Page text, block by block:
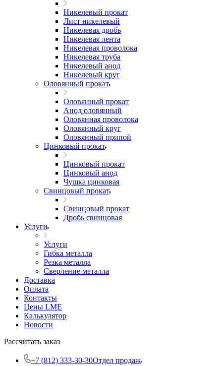
Никелевый прокат
Лист никелевый
Никелевая дробь
Никелевая лента
Никелевая проволока
Никелевая труба
Никелевый анод
Никелевый круг
Оловянный прокат
Оловянный прокат
Анод оловянный
Оловянная проволока
Оловянный круг
Оловянный припой
Цинковый прокат
Цинковый прокат
Цинковый анод
Чушка цинковая
Свинцовый прокат
Свинцовый прокат
Дробь свинцовая
Услуги
Услуги
Гибка металла
Резка металла
Сверление металла
Доставка
Оплата
Контакты
Цены LME
Калькулятор
Новости
Рассчитать заказ
+7 (812) 333-30-30Отдел продаж